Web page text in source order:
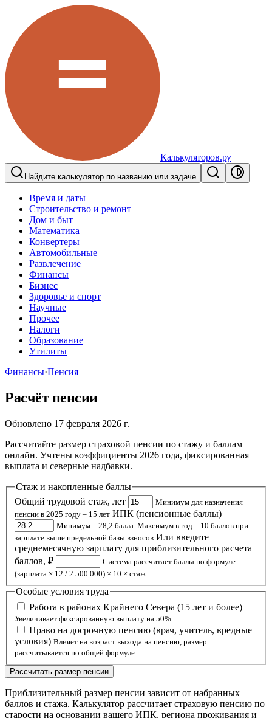
Калькуляторов.ру
Найдите калькулятор по названию или задаче
Время и даты
Строительство и ремонт
Дом и быт
Математика
Конвертеры
Автомобильные
Развлечение
Финансы
Бизнес
Здоровье и спорт
Научные
Прочее
Налоги
Образование
Утилиты
Финансы·Пенсия
Расчёт пенсии
Обновлено 17 февраля 2026 г.
Рассчитайте размер страховой пенсии по стажу и баллам
онлайн. Учтены коэффициенты 2026 года, фиксированная
выплата и северные надбавки.
Стаж и накопленные баллы
Общий трудовой стаж, лет
Минимум для назначения
пенсии в 2025 году – 15 лет ИПК (пенсионные баллы)
Минимум – 28,2 балла. Максимум в год – 10 баллов при
зарплате выше предельной базы взносов Или введите
среднемесячную зарплату для приблизительного расчета
баллов, ₽
Система рассчитает баллы по формуле:
(зарплата × 12 / 2 500 000) × 10 × стаж
Особые условия труда
Работа в районах Крайнего Севера (15 лет и более)
Увеличивает фиксированную выплату на 50%
Право на досрочную пенсию (врач, учитель, вредные
условия) Влияет на возраст выхода на пенсию, размер
рассчитывается по общей формуле
Рассчитать размер пенсии
Приблизительный размер пенсии зависит от набранных
баллов и стажа. Калькулятор рассчитает страховую пенсию по
старости на основании вашего ИПК, региона проживания и